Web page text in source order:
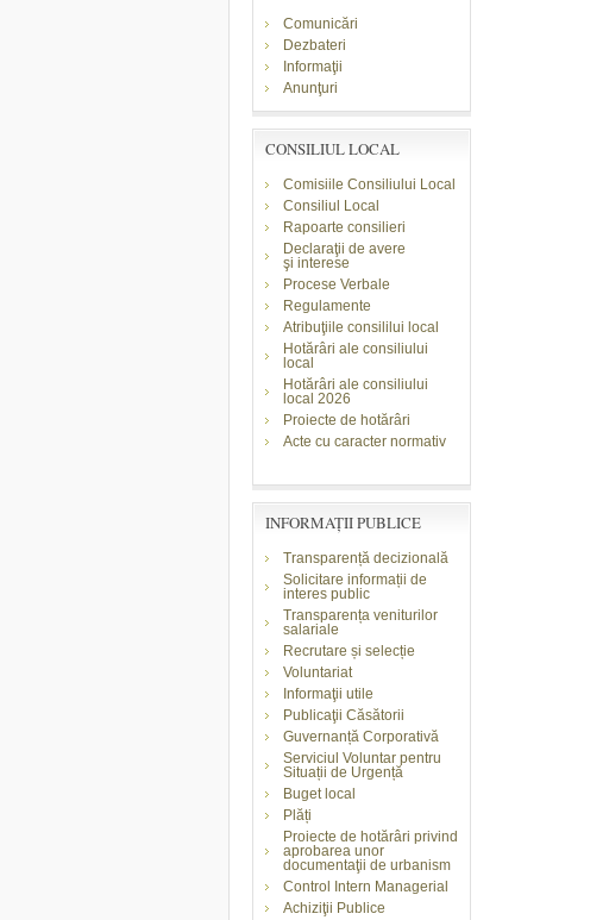
Comunicări
Dezbateri
Informaţii
Anunţuri
CONSILIUL LOCAL
Comisiile Consiliului Local
Consiliul Local
Rapoarte consilieri
Declaraţii de avere
şi interese
Procese Verbale
Regulamente
Atribuţiile consililui local
Hotărâri ale consiliului
local
Hotărâri ale consiliului
local 2026
Proiecte de hotărâri
Acte cu caracter normativ
INFORMAŢII PUBLICE
Transparență decizională
Solicitare informații de
interes public
Transparența veniturilor
salariale
Recrutare și selecție
Voluntariat
Informaţii utile
Publicaţii Căsătorii
Guvernanță Corporativă
Serviciul Voluntar pentru
Situații de Urgență
Buget local
Plăți
Proiecte de hotărâri privind
aprobarea unor
documentaţii de urbanism
Control Intern Managerial
Achiziţii Publice